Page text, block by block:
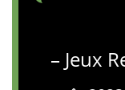
– Jeux